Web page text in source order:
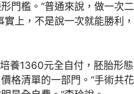
門檻。“普通來說，做一次
實上，不是說一次就能勝利
養1360元全自付，胚胎形
格清單的一部門。“手術共